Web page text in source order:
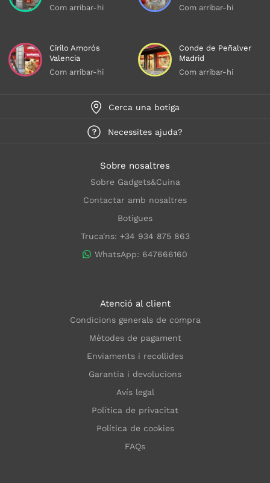
Com arribar-hi
Com arribar-hi
Cirilo Amorós
Valencia
Com arribar-hi
Conde de Peñalver
Madrid
Com arribar-hi
Cerca una botiga
Necessites ajuda?
Sobre nosaltres
Sobre Gadgets&Cuina
Contactar amb nosaltres
Botigues
Truca'ns: +34 934 875 863
WhatsApp: 647666160
Atenció al client
Condicions generals de compra
Mètodes de pagament
Enviaments i recollides
Garantia i devolucions
Avís legal
Política de privacitat
Política de cookies
FAQs